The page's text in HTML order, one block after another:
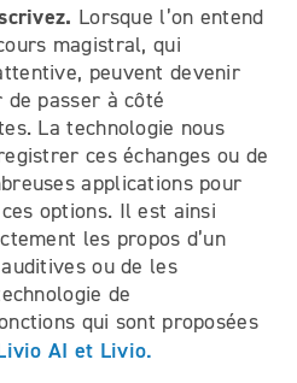
. Lorsque l’on entend
magistral, qui
peuvent devenir
passer à côté
La technologie nous
ces échanges ou de
applications pour
options. Il est ainsi
les propos d’un
ou de les
de
qui sont proposées
AI et Livio.